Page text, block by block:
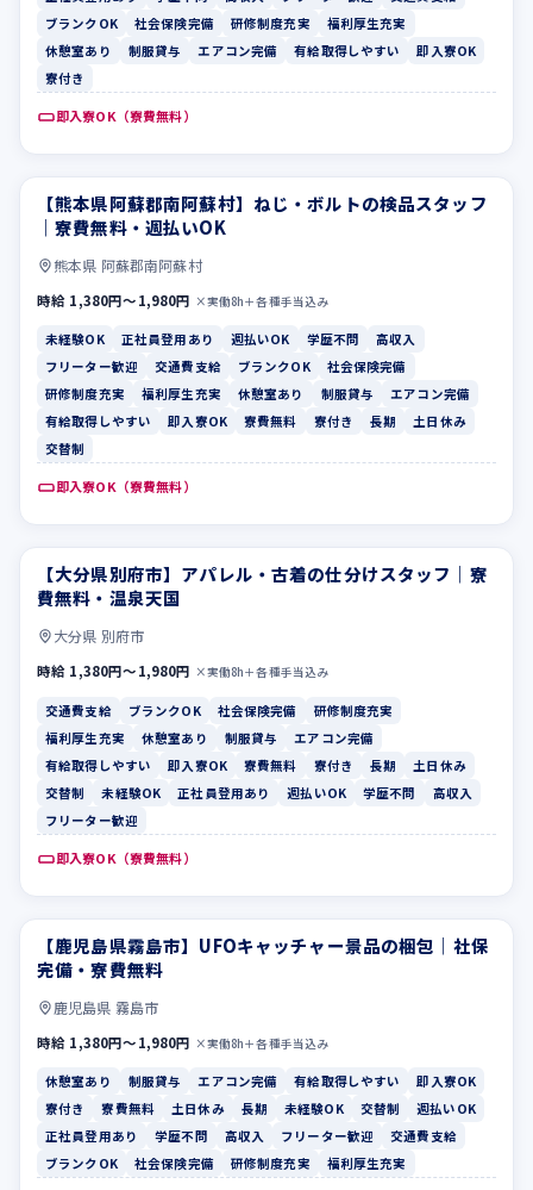
ブランクOK
社会保険完備 研修制度充実
福利厚生充実
休憩室あり
制服貸与 エアコン完備 有給取得しやすい
即入寮OK
寮付き
即入寮OK（寮費無料）
未経験OK 正社員登用あり
【熊本県阿蘇郡南阿蘇村】ねじ・ボルトの検品スタッフ
｜寮費無料・週払いOK
熊本県 阿蘇郡南阿蘇村
時給 1,380円〜1,980円 ×実働8h＋各種手当込み
未経験OK 正社員登用あり 週払いOK 学歴不問
高収入
フリーター歓迎
交通費支給 ブランクOK
社会保険完備
研修制度充実
福利厚生充実 休憩室あり 制服貸与
エアコン完備
有給取得しやすい
即入寮OK 寮費無料 寮付き 長期
土日休み
交替制
即入寮OK（寮費無料）
交通費支給 ブランクOK
【大分県別府市】アパレル・古着の仕分けスタッフ｜寮
費無料・温泉天国
大分県 別府市
時給 1,380円〜1,980円 ×実働8h＋各種手当込み
交通費支給 ブランクOK 社会保険完備
研修制度充実
福利厚生充実
休憩室あり 制服貸与
エアコン完備
有給取得しやすい
即入寮OK 寮費無料 寮付き 長期
土日休み
交替制
未経験OK 正社員登用あり 週払いOK 学歴不問
高収入
フリーター歓迎
即入寮OK（寮費無料）
休憩室あり 制服貸与
【鹿児島県霧島市】UFOキャッチャー景品の梱包｜社保
完備・寮費無料
鹿児島県 霧島市
時給 1,380円〜1,980円 ×実働8h＋各種手当込み
休憩室あり 制服貸与 エアコン完備 有給取得しやすい
即入寮OK
寮付き
寮費無料 土日休み 長期 未経験OK 交替制
週払いOK
正社員登用あり
学歴不問 高収入 フリーター歓迎
交通費支給
ブランクOK
社会保険完備 研修制度充実 福利厚生充実